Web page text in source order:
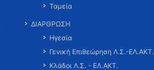
Ταμεία
ΔΙΑΡΘΡΩΣΗ
Ηγεσία
Γενική Επιθεώρηση Λ.Σ.-ΕΛ.ΑΚΤ.
Κλάδοι Λ.Σ. - ΕΛ.ΑΚΤ.